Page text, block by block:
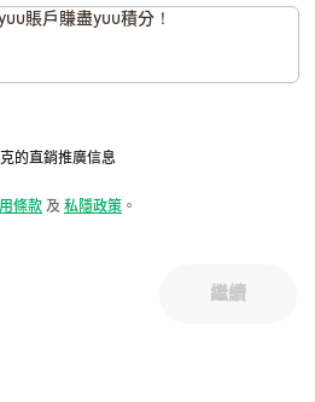
賬戶賺盡yuu積分！
的直銷推廣信息
條款 及 私隱政策 。
繼續